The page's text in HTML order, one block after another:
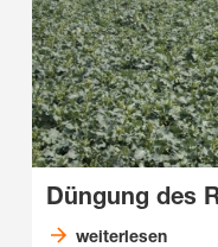
Düngung des
weiterlesen